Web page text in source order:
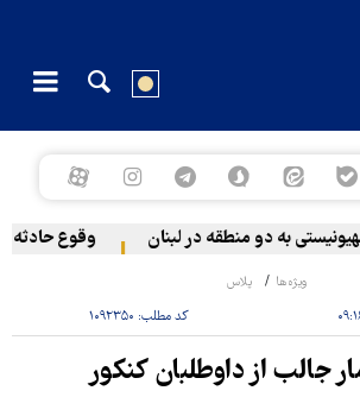
به دو منطقه در لبنان وقوع حادثه
ویژه‌ها پلاس
کد مطلب: ۱۰۹۲۳۵۰
جالب از داوطلبان کنکور